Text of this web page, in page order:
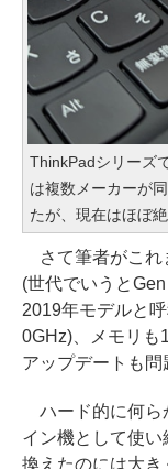
ThinkPadシリーズ
は複数メーカーが
たが、現在はほぼ
さて筆者がこれ
(世代でいうと
2019年モデルと
0GHz)、メモリも
アップデートも問
ハード的に何ら
イン機として使い
換えたのには大き